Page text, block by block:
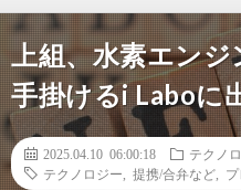
上組、水素エン
手掛けるi Laboに
2025.04.10 06:00:18
テクノ
テクノロジー
提携/合弁など